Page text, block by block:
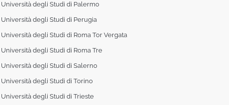
Università degli Studi di Palermo
Università degli Studi di Perugia
Università degli Studi di Roma Tor Vergata
Università degli Studi di Roma Tre
Università degli Studi di Salerno
Università degli Studi di Torino
Università degli Studi di Trieste